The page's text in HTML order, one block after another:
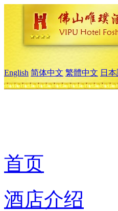
English 简体中文 繁體中文 日
首页
酒店介绍